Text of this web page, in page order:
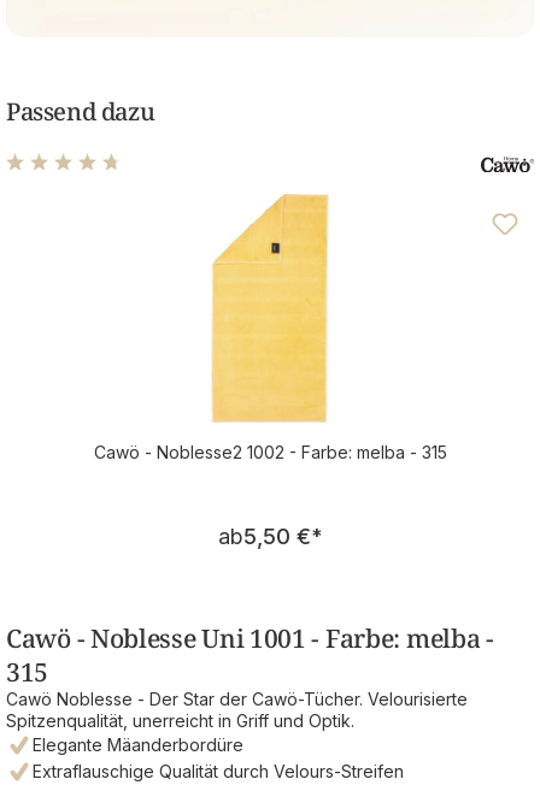
Passend dazu
Durchschnittliche Bewertung von 4.79 von 5 Sternen
Cawö - Noblesse2 1002 - Farbe: melba - 315
Regulärer Preis:
ab5,50 €*
Cawö - Noblesse Uni 1001 - Farbe: melba -
315
Cawö Noblesse - Der Star der Cawö-Tücher. Velourisierte
Spitzenqualität, unerreicht in Griff und Optik.
Elegante Mäanderbordüre
Extraflauschige Qualität durch Velours-Streifen